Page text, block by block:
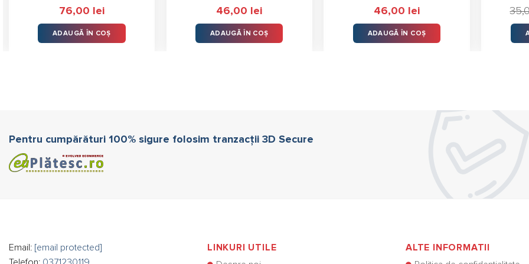
76,00 lei
ADAUGĂ ÎN COȘ
Evaluat la
stele
din 5
46,00 lei
ADAUGĂ ÎN COȘ
Evaluat la
stele
din 5
46,00 lei
ADAUGĂ ÎN COȘ
Pentru cumpărături 100% sigure folosim tranzacții 3D Secure
Email: [email protected]
LINKURI UTILE
ALTE INFORMATII